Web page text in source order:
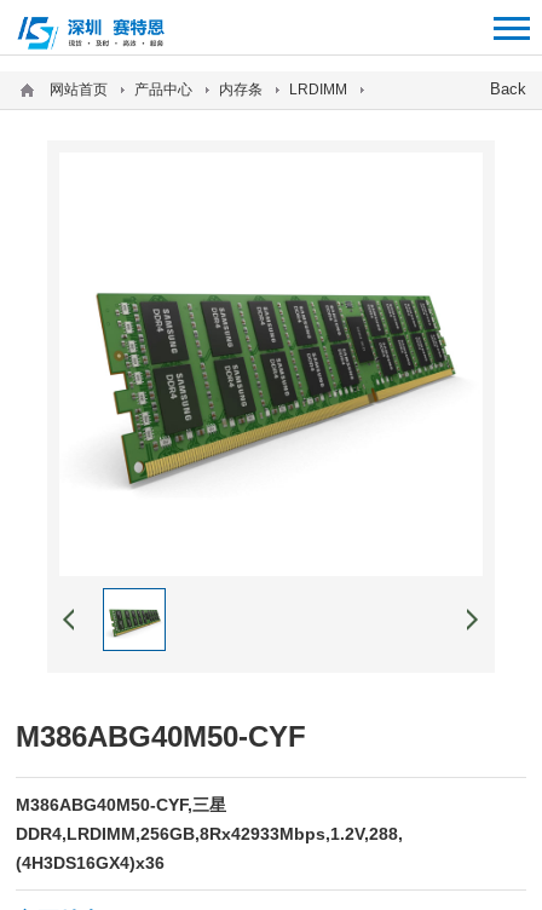
Back
网站首页 产品中心 内存条 LRDIMM
M386ABG40M50-CYF
M386ABG40M50-CYF,三星
DDR4,LRDIMM,256GB,8Rx42933Mbps,1.2V,288,
(4H3DS16GX4)x36